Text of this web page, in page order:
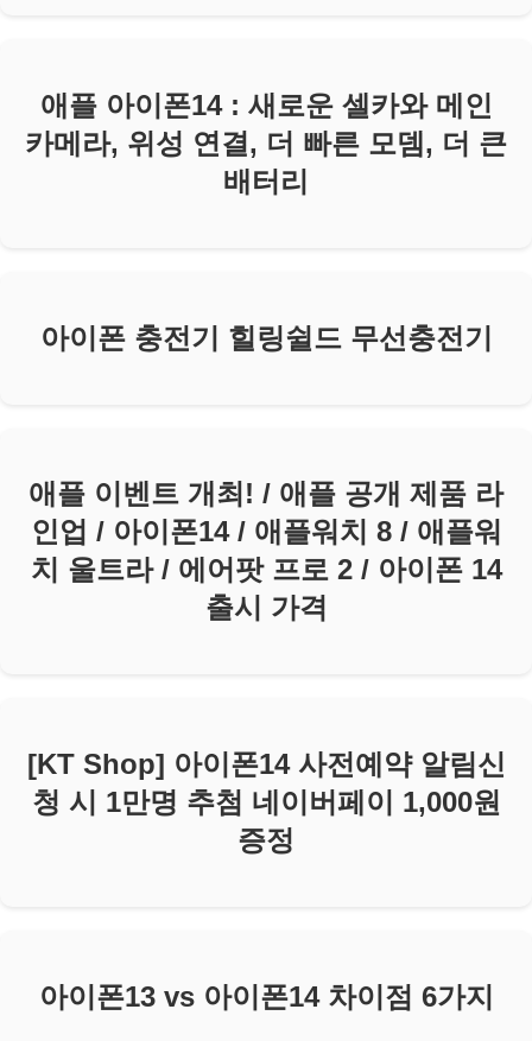
애플 아이폰14 : 새로운 셀카와 메인
카메라, 위성 연결, 더 빠른 모뎀, 더 큰
배터리
아이폰 충전기 힐링쉴드 무선충전기
애플 이벤트 개최! / 애플 공개 제품 라
인업 / 아이폰14 / 애플워치 8 / 애플워
치 울트라 / 에어팟 프로 2 / 아이폰 14
출시 가격
[KT Shop] 아이폰14 사전예약 알림신
청 시 1만명 추첨 네이버페이 1,000원
증정
아이폰13 vs 아이폰14 차이점 6가지